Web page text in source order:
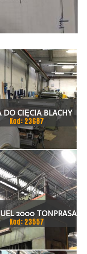
DO CIĘCIA BLACHY
X 1,5 (2,5) MM
Kod: 23687
2000 TONPRASA
3200 X
2000
Kod: 23557